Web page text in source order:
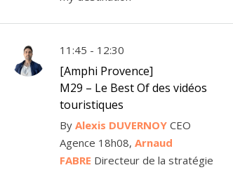
11:45 - 12:30
[Amphi Provence]
M29 – Le Best Of des vidéos
touristiques
By Alexis DUVERNOY CEO
Agence 18h08, Arnaud
FABRE Directeur de la stratégie